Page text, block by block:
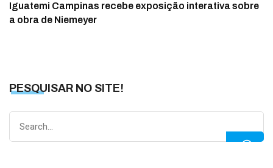
Iguatemi Campinas recebe exposição interativa sobre
a obra de Niemeyer
PESQUISAR NO SITE!